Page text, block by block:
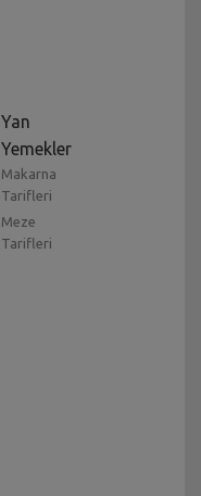
Yan
Yemekler
Makarna
Tarifleri
Meze
Tarifleri